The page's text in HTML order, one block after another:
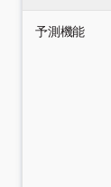
予測機能